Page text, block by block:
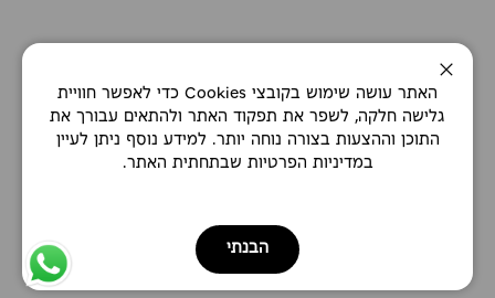
סגירה
האתר עושה שימוש בקובצי Cookies כדי לאפשר חוויית
גלישה חלקה, לשפר את תפקוד האתר ולהתאים עבורך את
התוכן וההצעות בצורה נוחה יותר. למידע נוסף ניתן לעיין
במדיניות הפרטיות שבתחתית האתר.
הבנתי